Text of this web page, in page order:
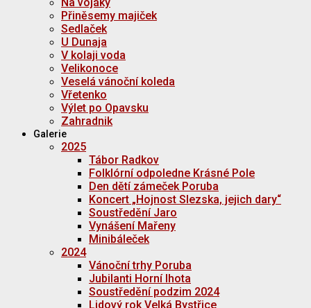
Přiněsemy majiček
Sedlaček
U Dunaja
V kolaji voda
Velikonoce
Veselá vánoční koleda
Vřetenko
Výlet po Opavsku
Zahradnik
Galerie
2025
Tábor Radkov
Folklórní odpoledne Krásné Pole
Den dětí zámeček Poruba
Koncert „Hojnost Slezska, jejich dary“
Soustředění Jaro
Vynášení Mařeny
Minibáleček
2024
Vánoční trhy Poruba
Jubilanti Horní lhota
Soustředění podzim 2024
Lidový rok Velká Bystřice